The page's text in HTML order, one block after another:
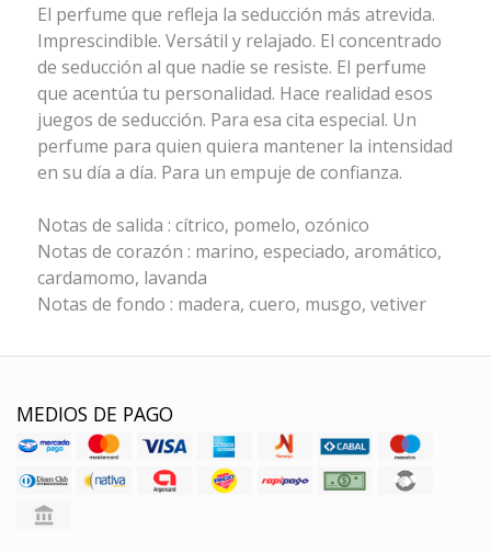
El perfume que refleja la seducción más atrevida.
Imprescindible. Versátil y relajado. El concentrado
de seducción al que nadie se resiste. El perfume
que acentúa tu personalidad. Hace realidad esos
juegos de seducción. Para esa cita especial. Un
perfume para quien quiera mantener la intensidad
en su día a día. Para un empuje de confianza.
Notas de salida : cítrico, pomelo, ozónico
Notas de corazón : marino, especiado, aromático,
cardamomo, lavanda
Notas de fondo : madera, cuero, musgo, vetiver
MEDIOS DE PAGO